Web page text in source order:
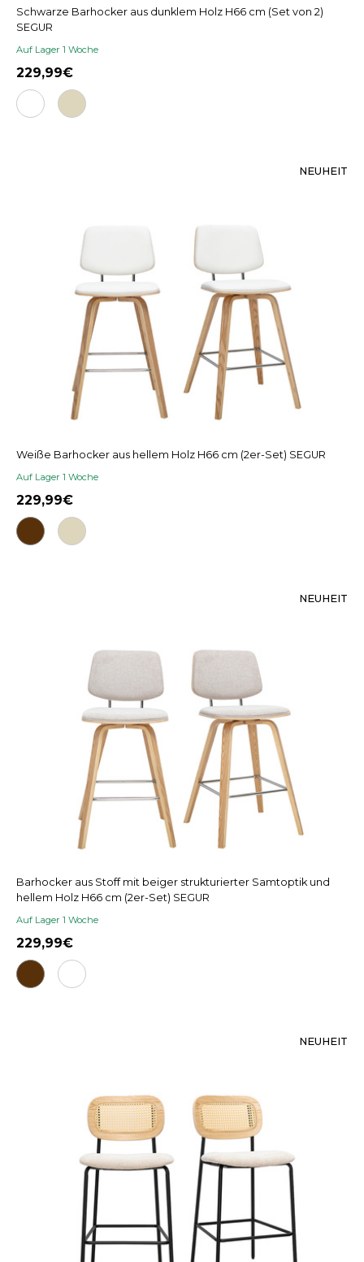
Schwarze Barhocker aus dunklem Holz H66 cm (Set von 2)
SEGUR
Auf Lager 1 Woche
229,99
NEUHEIT
Weiße Barhocker aus hellem Holz H66 cm (2er-Set) SEGUR
Auf Lager 1 Woche
229,99
NEUHEIT
Barhocker aus Stoff mit beiger strukturierter Samtoptik und
hellem Holz H66 cm (2er-Set) SEGUR
Auf Lager 1 Woche
229,99
NEUHEIT